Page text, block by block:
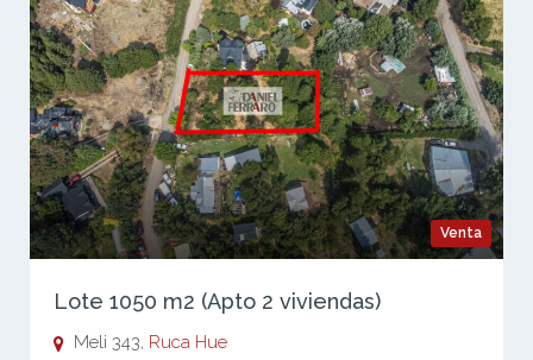
Venta
Lote 1050 m2 (Apto 2 viviendas)
Meli 343, Ruca Hue